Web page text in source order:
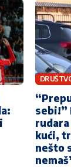
sebi!”
kući,
nešto